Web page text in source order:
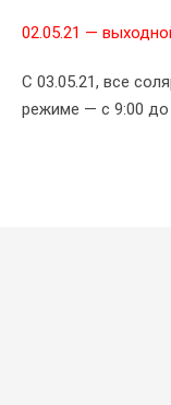
02.05.21 —
С 03.05.21, все
режиме — с 9:00 до